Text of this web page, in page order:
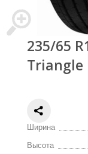
235/65
Triangle
Ширина
Высота